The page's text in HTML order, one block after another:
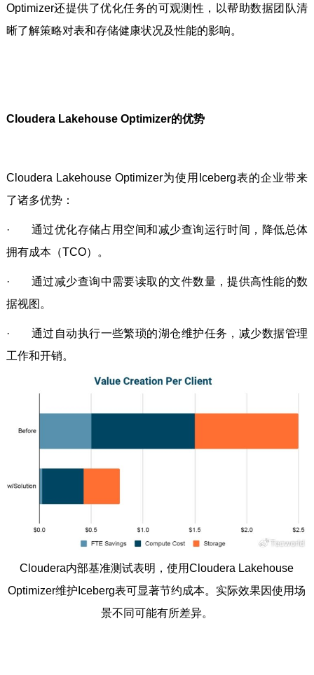
Optimizer还提供了优化任务的可观测性，以帮助数据团队清
晰了解策略对表和存储健康状况及性能的影响。
Cloudera Lakehouse Optimizer的优势
Cloudera Lakehouse Optimizer为使用Iceberg表的企业带来
了诸多优势：
· 通过优化存储占用空间和减少查询运行时间，降低总体
拥有成本（TCO）。
· 通过减少查询中需要读取的文件数量，提供高性能的数
据视图。
· 通过自动执行一些繁琐的湖仓维护任务，减少数据管理
工作和开销。
Cloudera内部基准测试表明，使用Cloudera Lakehouse
Optimizer维护Iceberg表可显著节约成本。实际效果因使用场
景不同可能有所差异。